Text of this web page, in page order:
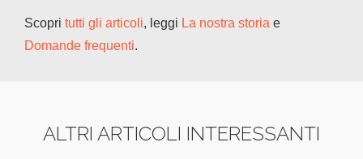
Scopri tutti gli articoli, leggi La nostra storia e
Domande frequenti.
ALTRI ARTICOLI INTERESSANTI